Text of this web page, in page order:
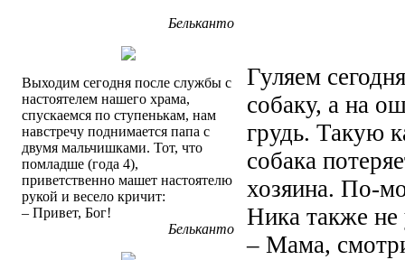
Бельканто
Выходим сегодня после службы с
настоятелем нашего храма,
спускаемся по ступенькам, нам
навстречу поднимается папа с
двумя мальчишками. Тот, что
помладше (года 4),
приветственно машет настоятелю
рукой и весело кричит:
– Привет, Бог!
Бельканто
Гуляем
собаку, а на
грудь. Такую
собака
хозяина. По-
Ника также не
– Мама,